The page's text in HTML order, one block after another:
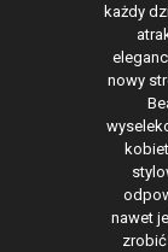
każdy
nowy
nawet